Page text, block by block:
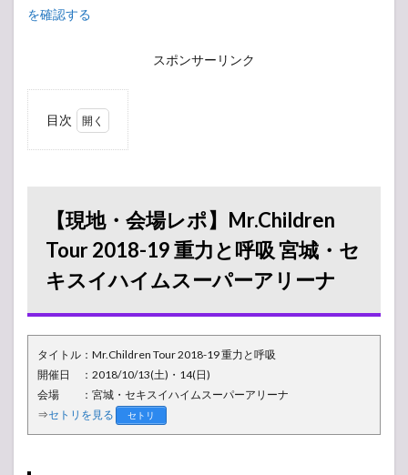
を確認する
スポンサーリンク
目次
Tour 2018-
19 重力と呼
吸 宮城・セ
キスイハイ
ムスーパー
アリーナ
1.1
グッ
ズ販
売
列状
況
【現地・会場レポ】Mr.Children
Tour 2018-19 重力と呼吸 宮城・セ
キスイハイムスーパーアリーナ
タイトル：Mr.Children Tour 2018-19 重力と呼吸
開催日 ：2018/10/13(土)・14(日)
会場 ：宮城・セキスイハイムスーパーアリーナ
⇒セトリを見る セトリ